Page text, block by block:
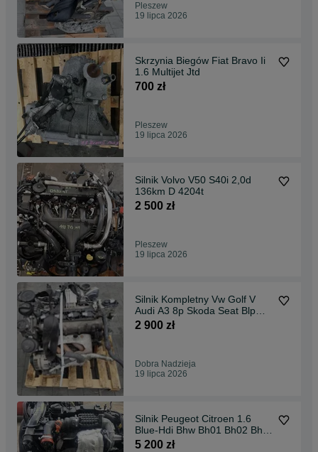
Pleszew
19 lipca 2026
Skrzynia Biegów Fiat Bravo Ii
1.6 Multijet Jtd
700 zł
Pleszew
19 lipca 2026
Silnik Volvo V50 S40i 2,0d
136km D 4204t
2 500 zł
Pleszew
19 lipca 2026
Silnik Kompletny Vw Golf V
Audi A3 8p Skoda Seat Blp
Bag 1.6 Fsi 115km
2 900 zł
Dobra Nadzieja
19 lipca 2026
Silnik Peugeot Citroen 1.6
Blue-Hdi Bhw Bh01 Bh02 Bhy
Bhz 4miesia gwaranc
5 200 zł